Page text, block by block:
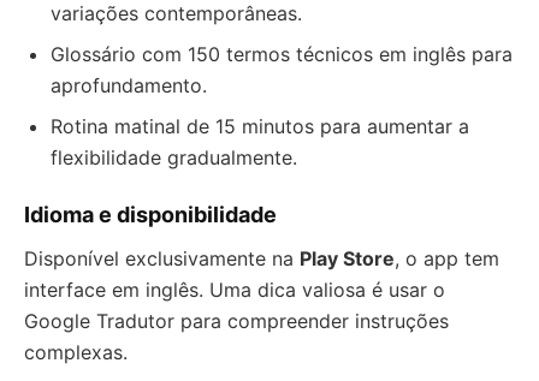
variações contemporâneas.
Glossário com 150 termos técnicos em inglês para
aprofundamento.
Rotina matinal de 15 minutos para aumentar a
flexibilidade gradualmente.
Idioma e disponibilidade
Disponível exclusivamente na Play Store, o app tem
interface em inglês. Uma dica valiosa é usar o
Google Tradutor para compreender instruções
complexas.